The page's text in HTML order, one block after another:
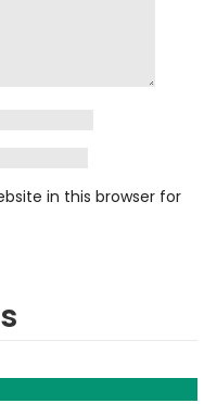
in this browser for